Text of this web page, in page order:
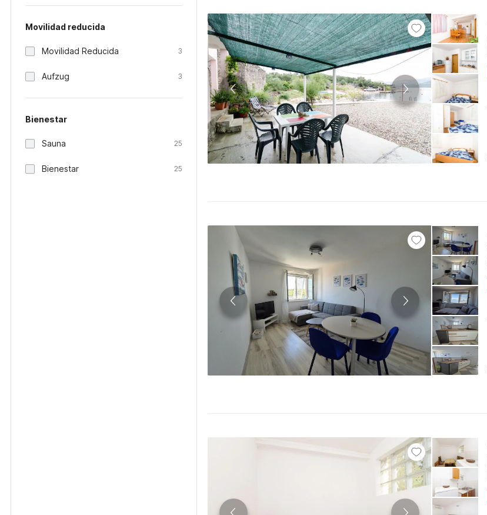
Movilidad reducida
Movilidad Reducida 3
Aufzug 3
Bienestar
Sauna 25
Bienestar 25